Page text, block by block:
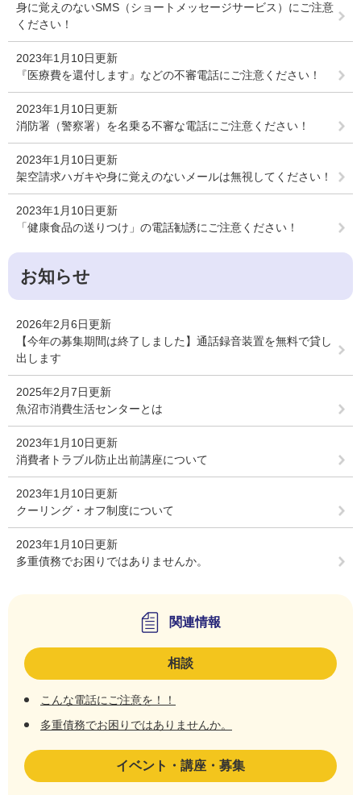
身に覚えのないSMS（ショートメッセージサービス）にご注意
ください！
2023年1月10日更新
『医療費を還付します』などの不審電話にご注意ください！
2023年1月10日更新
消防署（警察署）を名乗る不審な電話にご注意ください！
2023年1月10日更新
架空請求ハガキや身に覚えのないメールは無視してください！
2023年1月10日更新
「健康食品の送りつけ」の電話勧誘にご注意ください！
お知らせ
2026年2月6日更新
【今年の募集期間は終了しました】通話録音装置を無料で貸し
出します
2025年2月7日更新
魚沼市消費生活センターとは
2023年1月10日更新
消費者トラブル防止出前講座について
2023年1月10日更新
クーリング・オフ制度について
2023年1月10日更新
多重債務でお困りではありませんか。
関連情報
相談
こんな電話にご注意を！！
多重債務でお困りではありませんか。
イベント・講座・募集